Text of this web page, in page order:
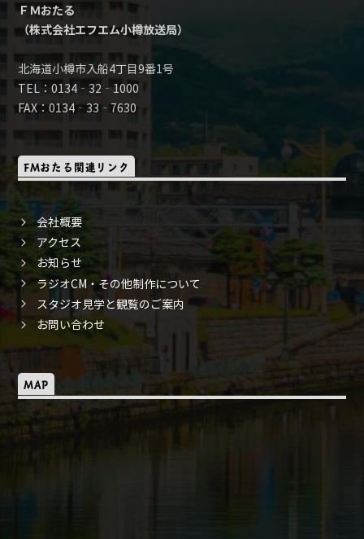
ＦＭおたる
（株式会社エフエム小樽放送局）
北海道小樽市入船4丁目9番1号
TEL：0134‐32‐1000
FAX：0134‐33‐7630
FMおたる関連リンク
会社概要
アクセス
お知らせ
ラジオCM・その他制作について
スタジオ見学と観覧のご案内
お問い合わせ
MAP